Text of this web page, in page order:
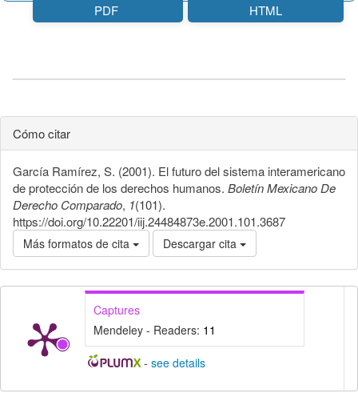
PDF HTML
Cómo citar
García Ramírez, S. (2001). El futuro del sistema interamericano
de protección de los derechos humanos. Boletín Mexicano De
Derecho Comparado, 1(101).
https://doi.org/10.22201/iij.24484873e.2001.101.3687
Más formatos de cita Descargar cita
Captures
Mendeley - Readers: 11
- see details